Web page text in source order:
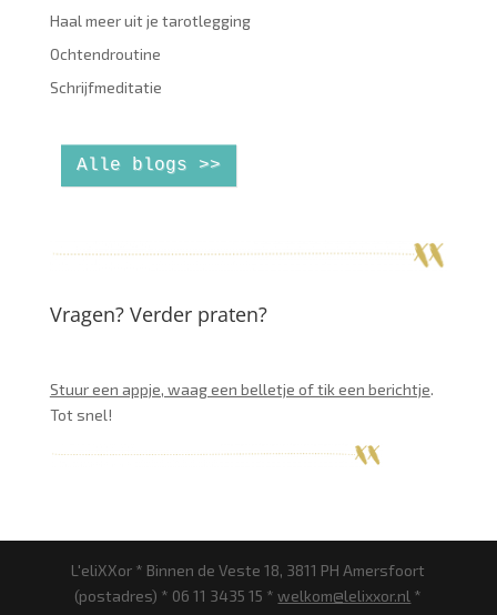
Haal meer uit je tarotlegging
Ochtendroutine
Schrijfmeditatie
Alle blogs >>
Vragen? Verder praten?
Stuur een appje, waag een belletje of tik een berichtje.
Tot snel!
L'eliXXor * Binnen de Veste 18, 3811 PH Amersfoort
(postadres) * 06 11 3435 15 *welkom@lelixxor.nl *